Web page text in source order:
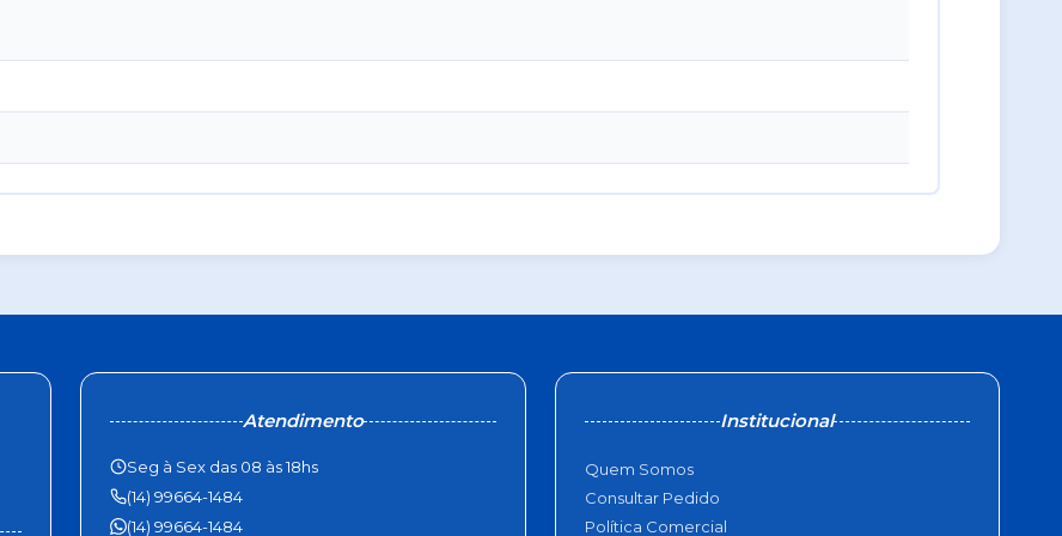
Atendimento
Seg à Sex das 08 às 18hs
(14) 99664-1484
(14) 99664-1484
Institucional
Quem Somos
Consultar Pedido
Política Comercial